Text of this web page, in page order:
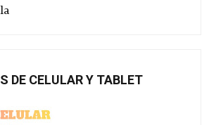
DE CELULAR Y TABLET